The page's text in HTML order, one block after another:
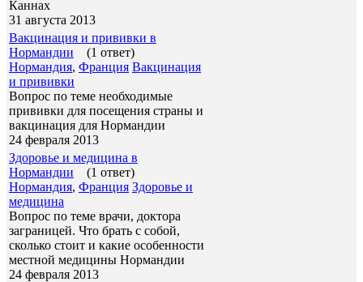
Каннах
31 августа 2013
Вакцинация и прививки в
Нормандии
(1 ответ)
Нормандия, Франция Вакцинация
и прививки
Вопрос по теме необходимые
прививки для посещения страны и
вакцинация для Нормандии
24 февраля 2013
Здоровье и медицина в
Нормандии
(1 ответ)
Нормандия, Франция Здоровье и
медицина
Вопрос по теме врачи, доктора
заграницей. Что брать с собой,
сколько стоит и какие особенности
местной медицины Нормандии
24 февраля 2013